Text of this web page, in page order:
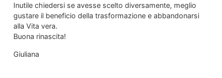
Inutile chiedersi se avesse scelto diversamente, meglio
gustare il beneficio della trasformazione e abbandonarsi
alla Vita vera.
Buona rinascita!
Giuliana